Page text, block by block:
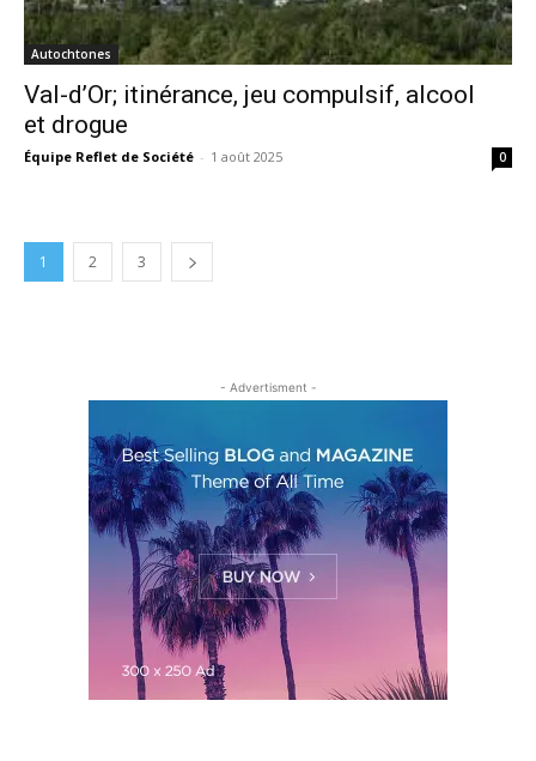
Autochtones
Val-d’Or; itinérance, jeu compulsif, alcool
et drogue
Équipe Reflet de Société - 1 août 2025 0
1 2 3
- Advertisment -